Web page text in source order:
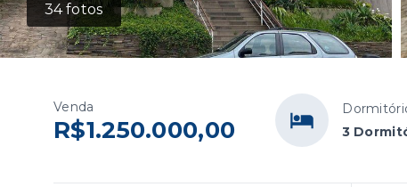
34fotos
Venda
R$1.250.000,00
3